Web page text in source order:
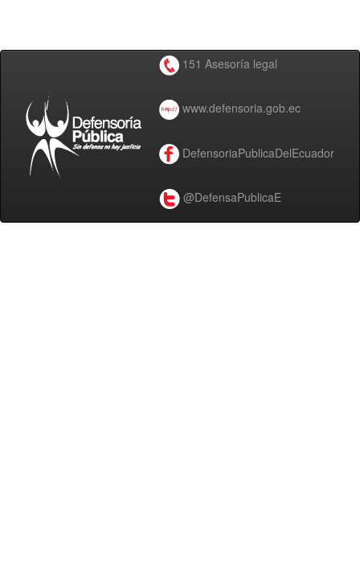
151 Asesoría legal
www.defensoria.gob.ec
DefensoriaPublicaDelEcuador
@DefensaPublicaE